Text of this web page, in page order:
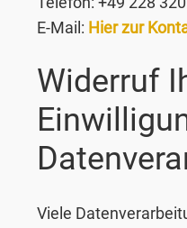
E-Mail: Hier zur
Widerruf
Viele